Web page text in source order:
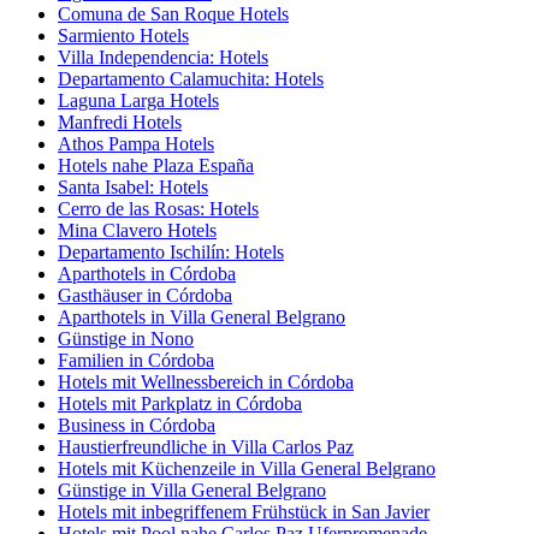
Comuna de San Roque Hotels
Sarmiento Hotels
Villa Independencia: Hotels
Departamento Calamuchita: Hotels
Laguna Larga Hotels
Manfredi Hotels
Athos Pampa Hotels
Hotels nahe Plaza España
Santa Isabel: Hotels
Cerro de las Rosas: Hotels
Mina Clavero Hotels
Departamento Ischilín: Hotels
Aparthotels in Córdoba
Gasthäuser in Córdoba
Aparthotels in Villa General Belgrano
Günstige in Nono
Familien in Córdoba
Hotels mit Wellnessbereich in Córdoba
Hotels mit Parkplatz in Córdoba
Business in Córdoba
Haustierfreundliche in Villa Carlos Paz
Hotels mit Küchenzeile in Villa General Belgrano
Günstige in Villa General Belgrano
Hotels mit inbegriffenem Frühstück in San Javier